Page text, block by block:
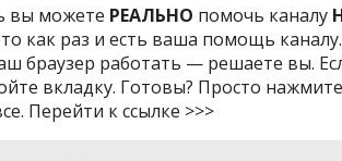
вы можете РЕАЛЬНО помочь каналу
как раз и есть ваша помощь
браузер работать — решаете вы.
вкладку. Готовы? Просто
Перейти к ссылке >>>